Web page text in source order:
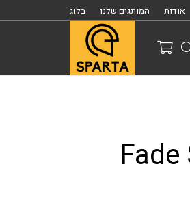
אודות המותגים שלנו בלוג